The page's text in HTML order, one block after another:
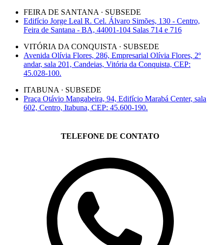
FEIRA DE SANTANA · SUBSEDE
Edifício Jorge Leal R. Cel. Álvaro Simões, 130 - Centro,
Feira de Santana - BA, 44001-104 Salas 714 e 716
VITÓRIA DA CONQUISTA · SUBSEDE
Avenida Olívia Flores, 286, Empresarial Olívia Flores, 2º
andar, sala 201, Candeias, Vitória da Conquista, CEP:
45.028-100.
ITABUNA · SUBSEDE
Praça Otávio Mangabeira, 94, Edifício Marabá Center, sala
602, Centro, Itabuna, CEP: 45.600-190.
TELEFONE DE CONTATO